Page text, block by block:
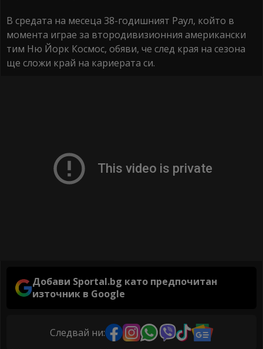
В средата на месеца 38-годишният Раул, който в
момента играе за втородивизионния американски
тим Ню Йорк Космос, обяви, че след края на сезона
ще сложи край на кариерата си.
Добави Sportal.bg като предпочитан
източник в Google
Следвай ни: